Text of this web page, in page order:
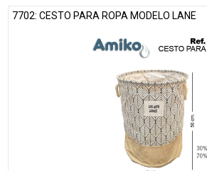
7702: CESTO PARA ROPA MODELO LANE